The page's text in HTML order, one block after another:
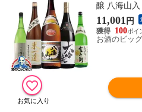
醸 八海山入
ット
【本州のみ
11,001 円
100
お酒のビッ